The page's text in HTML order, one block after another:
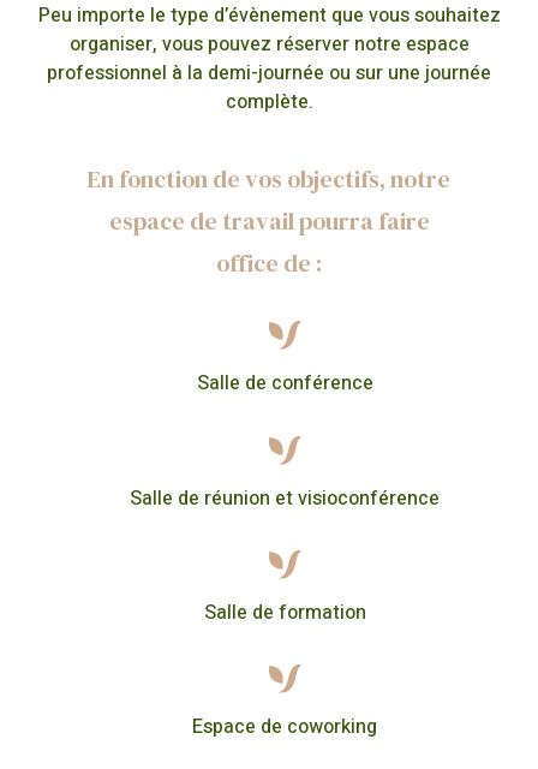
Peu importe le type d’évènement que vous souhaitez
organiser, vous pouvez réserver notre espace
professionnel à la demi-journée ou sur une journée
complète.
En fonction de vos objectifs, notre
espace de travail pourra faire
office de :
Salle de conférence
Salle de réunion et visioconférence
Salle de formation
Espace de coworking